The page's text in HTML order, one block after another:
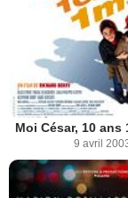
Moi César, 10 ans
9 avril